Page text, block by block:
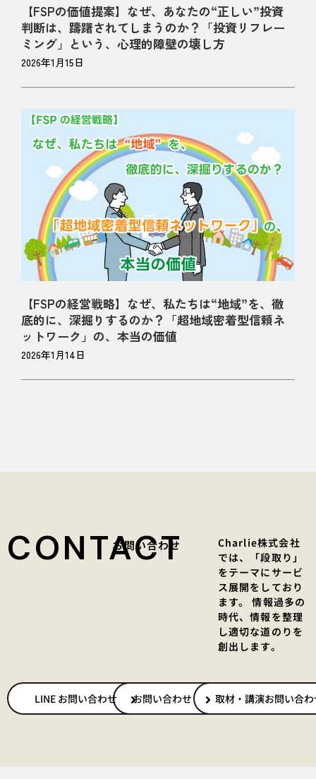
【FSPの価値提案】なぜ、あなたの“正しい”投資
判断は、躊躇されてしまうのか？「投資リフレー
ミング」という、心理的障壁の壊し方
2026年1月15日
【FSPの経営戦略】なぜ、私たちは“地域”を、徹
底的に、深掘りするのか？「超地域密着型信頼ネ
ットワーク」の、本当の価値
2026年1月14日
CONTACT
お問い合わせ
Charlie株式会社
では、「段取り」
をテーマにサービ
ス展開をしており
ます。 情報過多の
時代、情報を整理
し適切な道のりを
創出します。
LINE お問い合わせ お問い合わせ 取材・講演お問い合